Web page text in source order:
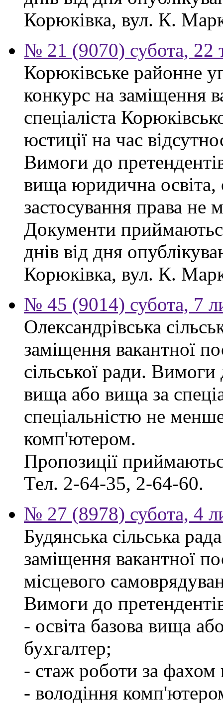
Корюківка, вул. К.
№ 21 (9070) субота, 22
Корюківське районне
конкурс на заміщення
спеціаліста
юстиції на час
Вимоги до
вища юридична освіта,
застосування права не
Документи
днів від дня
Корюківка, вул. К.
№ 45 (9014) субота, 7
Олександрівська
заміщення вакантної
сільської ради. Вимоги
вища або вища за
спеціальністю не
комп'ютером.
Пропозиції
Тел. 2-64-35, 2-64-60.
№ 27 (8978) субота, 4
Будянська сільська
заміщення вакантної
місцевого
Вимоги до
- освіта базова вища
бухгалтер;
- стаж роботи за
- володіння